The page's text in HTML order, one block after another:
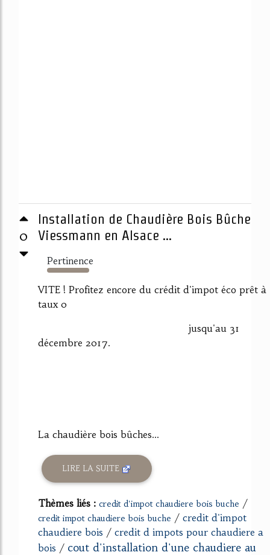
0
Installation de Chaudière Bois Bûche
Viessmann en Alsace ...
Pertinence
1101%
VITE ! Profitez encore du crédit d'impot éco prêt à
taux 0
jusqu'au 31
décembre 2017.
La chaudière bois bûches...
LIRE LA SUITE
Thèmes liés : credit d'impot chaudiere bois buche /
credit impot chaudiere bois buche / credit d'impot
chaudiere bois / credit d impots pour chaudiere a
bois / cout d'installation d'une chaudiere au